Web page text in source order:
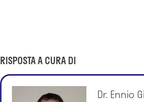
RISPOSTA A CURA DI
Dr. Ennio